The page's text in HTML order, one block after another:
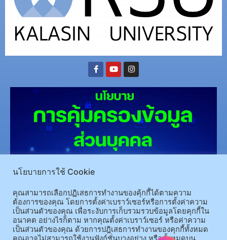
043-602-044
(อ.เมือง)62/1 ถ.เกษตรสมบูรณ์ ต.กาฬสินธุ์ อ.เมือง จ.กาฬสินธุ์ 46000โทรศัพท์ 043-811128 08-
64584360 โทรสาร 043-813070
นโยบายการใช้ Cookie
คุณสามารถเลือกปฏิเสธการทำงานของคุ้กกี้ได้ตามความ
ต้องการของคุณ โดยการตั้งค่าเบราว์เซอร์หรือการตั้งค่าความ
เป็นส่วนตัวของคุณ เพื่อระงับการเก็บรวมรวบข้อมูลโดยคุกกี้ใน
อนาคต อย่างไรก็ตาม หากคุณตั้งค่าเบราว์เซอร์ หรือค่าความ
เป็นส่วนตัวของคุณ ด้วยการปฎิเสธการทำงานของคุกกี้ทั้งหมด